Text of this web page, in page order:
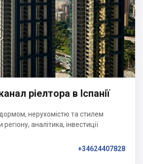
ріелтора в Іспанії
нерухомістю та стилем
аналітика, інвестиції
+34624407828